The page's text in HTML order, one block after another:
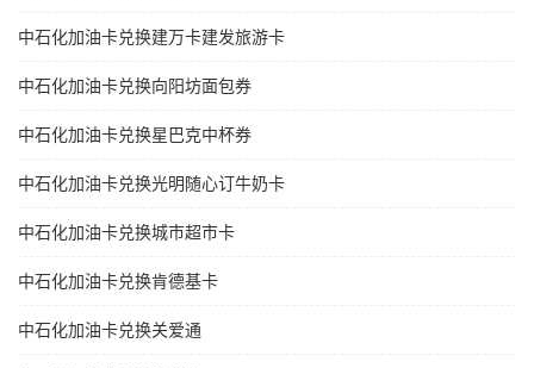
中石化加油卡兑换建万卡建发旅游卡
中石化加油卡兑换向阳坊面包券
中石化加油卡兑换星巴克中杯券
中石化加油卡兑换光明随心订牛奶卡
中石化加油卡兑换城市超市卡
中石化加油卡兑换肯德基卡
中石化加油卡兑换关爱通